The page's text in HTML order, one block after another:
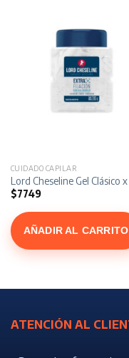
CUIDADO CAPILAR
Lord Cheseline Gel Clásico x
$7749
AÑADIR AL CARRITO
ATENCIÓN AL